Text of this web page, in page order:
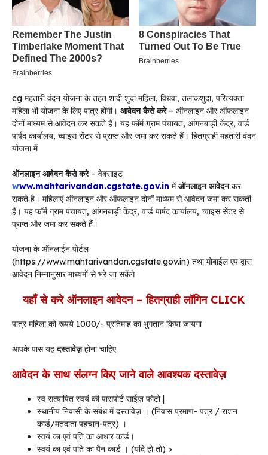
cg महतारी वंदन योजना के तहत शादी शुदा महिला, विधवा, तलाकशुदा, परित्यक्ता
महिला भी योजना के लिए पात्र होंगी। आवेदन कैसे करे – ऑनलाइन और ऑफलाइन
दोनों माध्यम से आवेदन कर सकते हैं। यह फॉर्म ग्राम पंचायत, आंगनबाड़ी केंद्र, वार्ड
पार्षद कार्यालय, च्वाइस सेंटर से प्राप्त और जमा कर सकते हैं। हितग्राही महतारी वंदन
योजना में
ऑनलाइन आवेदन कैसे करे – वेबसाइट
www.mahtarivandan.cgstate.gov.in मेंऑनलाइन आवेदनकर
सकते है। महिलाएं ऑनलाइन और ऑफलाइन दोनों माध्यम से आवेदन जमा कर सकती
हैं। यह फॉर्म ग्राम पंचायत, आंगनबाड़ी केंद्र, वार्ड पार्षद कार्यालय, च्वाइस सेंटर से
प्राप्त और जमा कर सकते हैं।
योजना के ऑनलाईन पोर्टल
(https://www.mahtarivandan.cgstate.gov.in) तथा मोबाईल एप द्वारा
आवेदन निम्नानुसार माध्यमों से भरे जा सकेंगे
यहाँ से करे ऑनलाइन आवेदन –हितग्राही लॉगिनCLICK
पात्र महिला को रूपये 1000/- प्रतिमाह का भुगतान किया जायगा
आपके पास यहदस्तावेज़होना चाहिए
आवेदन के साथ संलग्न किए जाने वाले आवश्यक दस्तावेज़
स्व सत्यापित स्वयं की पासपोर्ट साईज़ फोटो |
स्थानीय निवासी के संबंध में दस्तावेज़ । (निवास प्रमाण- पत्र / राशन
कार्ड/मतदाता पहचान-पत्र) ।
स्वयं का एवं पति का आधार कार्ड।
स्वयं का एवं पति का पैन कार्ड । (यदि हो तो) >